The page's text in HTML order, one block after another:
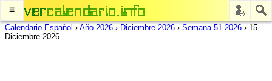
≡
Calendario Español › Año 2026 › Diciembre 2026 › Semana 51 2026 › 15
Diciembre 2026